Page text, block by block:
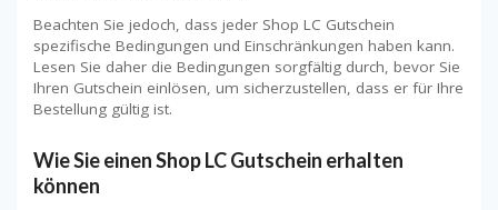
Beachten Sie jedoch, dass jeder Shop LC Gutschein
spezifische Bedingungen und Einschränkungen haben kann.
Lesen Sie daher die Bedingungen sorgfältig durch, bevor Sie
Ihren Gutschein einlösen, um sicherzustellen, dass er für Ihre
Bestellung gültig ist.
Wie Sie einen Shop LC Gutschein erhalten
können